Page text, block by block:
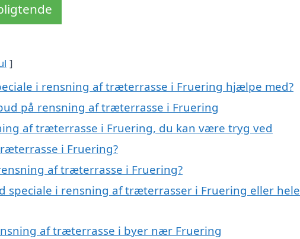
i rensning af træterrasse i Fruering hjælpe med?
på rensning af træterrasse i Fruering
af træterrasse i Fruering, du kan være tryg ved
i Fruering?
af træterrasse i Fruering?
speciale i rensning af træterrasser i Fruering eller hele
af træterrasse i byer nær Fruering